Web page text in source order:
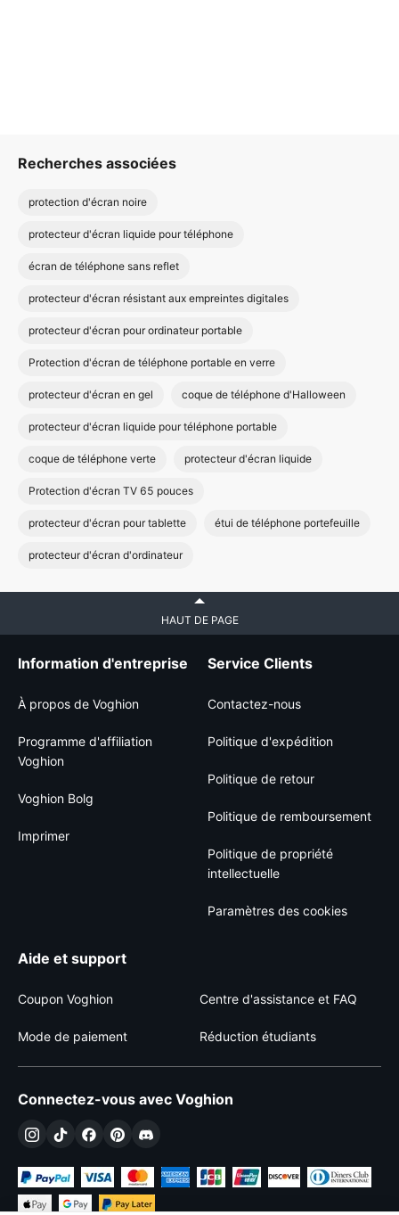
Recherches associées
protection d'écran noire
protecteur d'écran liquide pour téléphone
écran de téléphone sans reflet
protecteur d'écran résistant aux empreintes digitales
protecteur d'écran pour ordinateur portable
Protection d'écran de téléphone portable en verre
protecteur d'écran en gel coque de téléphone d'Halloween
protecteur d'écran liquide pour téléphone portable
coque de téléphone verte protecteur d'écran liquide
Protection d'écran TV 65 pouces
protecteur d'écran pour tablette étui de téléphone portefeuille
protecteur d'écran d'ordinateur
HAUT DE PAGE
Information d'entreprise
À propos de Voghion
Programme d'affiliation
Voghion
Voghion Bolg
Imprimer
Service Clients
Contactez-nous
Politique d'expédition
Politique de retour
Politique de remboursement
Politique de propriété
intellectuelle
Paramètres des cookies
Aide et support
Coupon Voghion Centre d'assistance et FAQ
Mode de paiement Réduction étudiants
Connectez-vous avec Voghion